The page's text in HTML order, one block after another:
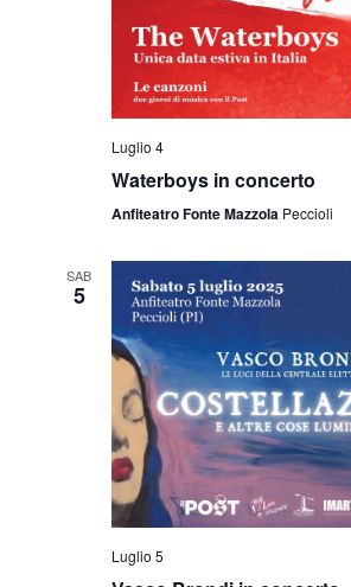
Luglio 4
Waterboys in concerto
Anfiteatro Fonte Mazzola Peccioli
SAB
5
Luglio 5